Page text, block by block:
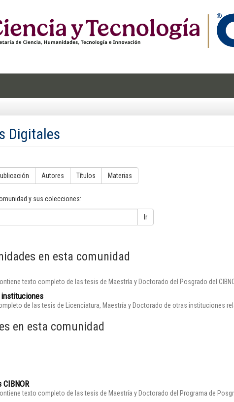
Digitales
Autores Títulos Materias
y sus colecciones:
Ir
en esta comunidad
texto completo de las tesis de Maestría y Doctorado del Posgrado del
de las tesis de Licenciatura, Maestría y Doctorado de otras instituciones
en esta comunidad
texto completo de las tesis de Maestría y Doctorado del Programa de